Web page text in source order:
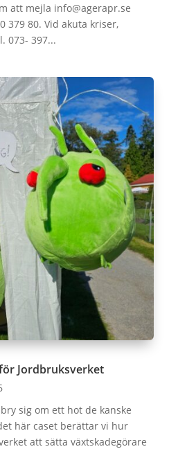
att mejla info@agerapr.se
379 80. Vid akuta kriser,
073- 397...
Jordbruksverket
sig om ett hot de kanske
här caset berättar vi hur
att sätta växtskadegörare